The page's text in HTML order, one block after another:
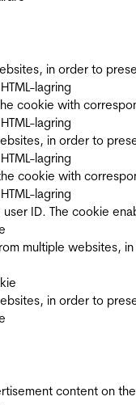
in order to
lagring
cookie with
lagring
in order to
lagring
cookie with
lagring
ID. The cookie
multiple websites,
in order to
content on